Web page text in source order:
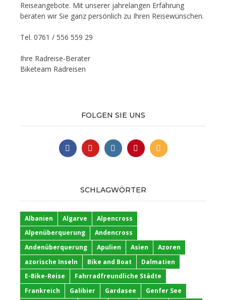
Reiseangebote. Mit unserer jahrelangen Erfahrung
beraten wir Sie ganz persönlich zu Ihren Reisewünschen.
Tel. 0761 / 556 559 29
Ihre Radreise-Berater
Biketeam Radreisen
FOLGEN SIE UNS
SCHLAGWÖRTER
Albanien Algarve
Alpencross
Alpenüberquerung
Andencross
Andenüberquerung
Apulien Asien
Azoren
azorische Inseln
Bike and Boat
Dalmatien
E-Bike-Reise
Fahrradfreundliche Städte
Frankreich
Galibier Gardasee
Genfer See